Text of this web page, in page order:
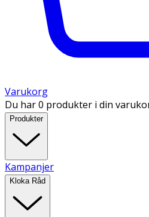
Varukorg
Du har 0 produkter i din
Produkter
Kampanjer
Kloka Råd